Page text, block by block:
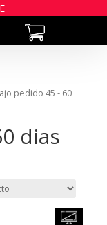
pedido 45 - 60
dias